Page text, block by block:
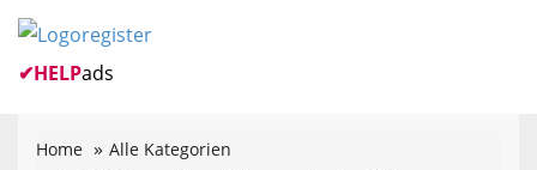
✔HELPads
Home
Alle Kategorien